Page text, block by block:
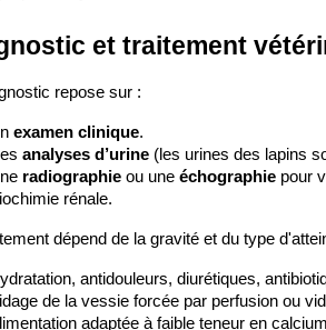
et traitement
repose sur :
examen clinique.
analyses d’urine (les urines des lapins
radiographie ou une échographie pour
rénale.
dépend de la gravité et du type
antidouleurs, diurétiques,
de la vessie forcée par perfusion ou
adaptée à faible teneur en